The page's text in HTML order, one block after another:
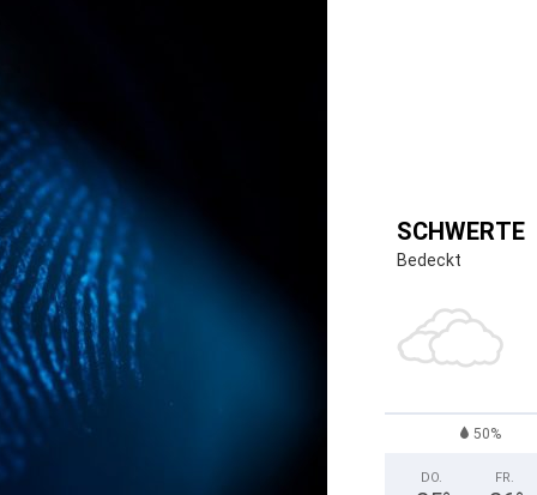
SCHWERTE
Bedeckt
50%
DO. FR.